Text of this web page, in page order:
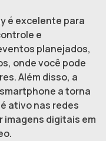
é excelente para
e
planejados,
onde você pode
Além disso, a
a torna
ativo nas redes
digitais em